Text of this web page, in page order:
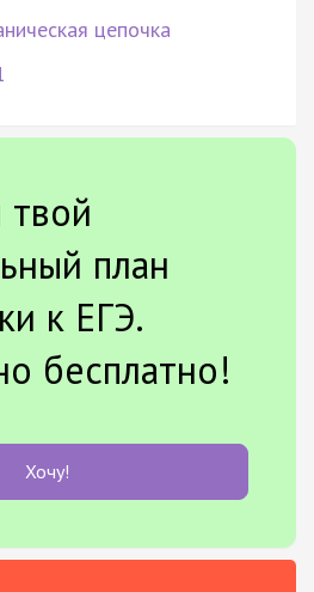
цепочка
твой
план
к ЕГЭ.
бесплатно!
Хочу!